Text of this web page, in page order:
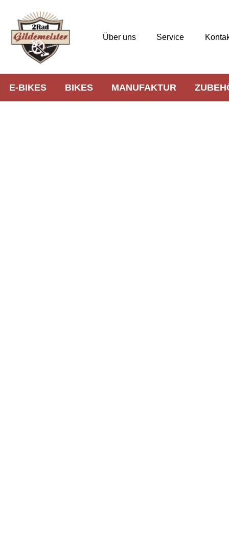
Über uns Service
E-BIKES BIKES MANUFAKTUR